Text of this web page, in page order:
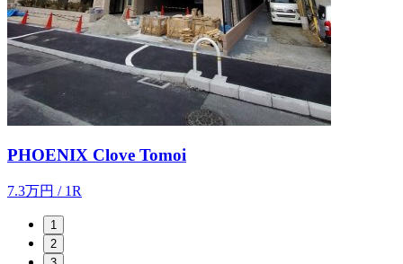
PHOENIX Clove Tomoi
7.3万円 / 1R
1
2